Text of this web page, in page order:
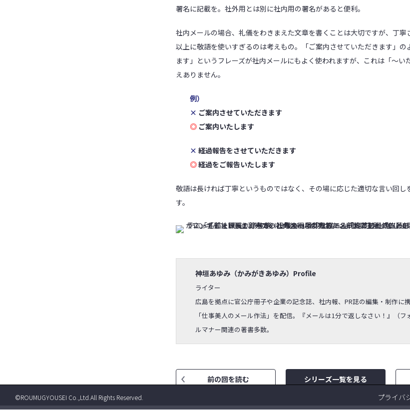
署名に記載を。社外用とは別に社内用の署名があると便利。
社内メールの場合、礼儀をわきまえた文章を書くことは大切ですが、丁寧
以上に敬語を使いすぎるのは考えもの。「ご案内させていただきます」の
ます」というフレーズが社内メールにもよく使われますが、これは「～い
えありません。
例）
× ご案内させていただきます
◎ ご案内いたします
× 経過報告をさせていただきます
◎経過をご報告いたします
敬語は長ければ丁寧というものではなく、その場に応じた適切な言い回し
す。
神垣あゆみ（かみがきあゆみ）Profile
ライター
広島を拠点に官公庁冊子や企業の記念誌、社内報、PR誌の編集・制作に
「仕事美人のメール作法」を配信。『メールは1分で返しなさい！』（フ
ルマナー関連の著書多数。
前の回を読む シリーズ一覧を見る
©ROUMUGYOUSEI Co.,Ltd.All Rights Reserved. プライバ